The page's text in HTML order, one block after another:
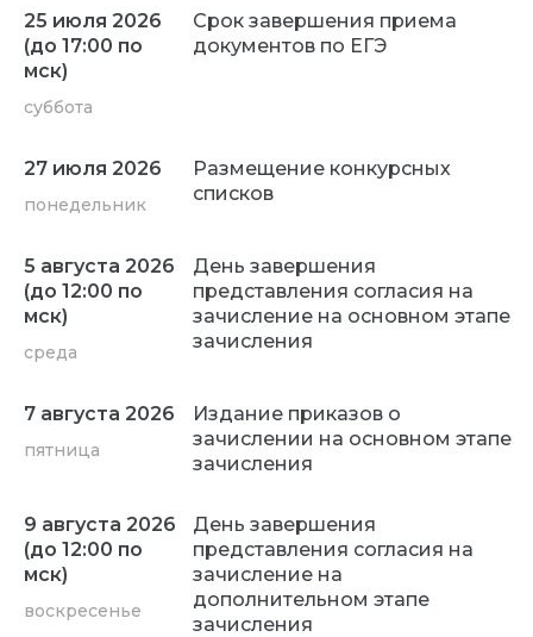
25 июля 2026
(до 17:00 по
мск)
суббота
Срок завершения приема
документов по ЕГЭ
27 июля 2026
понедельник
Размещение конкурсных
списков
5 августа 2026
(до 12:00 по
мск)
среда
День завершения
представления согласия на
зачисление на основном этапе
зачисления
7 августа 2026
пятница
Издание приказов о
зачислении на основном этапе
зачисления
9 августа 2026
(до 12:00 по
мск)
воскресенье
День завершения
представления согласия на
зачисление на
дополнительном этапе
зачисления